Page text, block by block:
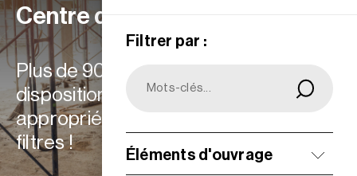
Filtrer par :
Éléments d'ouvrage
Centre de ressources
Plus de 900 ressources à votre
disposition : choisissez les plus
appropriées à vos besoins grâce aux
filtres !